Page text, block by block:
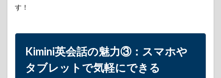
すい
Kimini
英会
話の
魅力
す！
Kimini英会話の魅力③： スマホや
タブレットで気軽にできる